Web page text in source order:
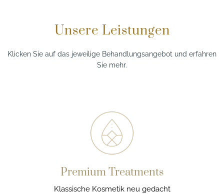
Unsere Leistungen
Klicken Sie auf das jeweilige Behandlungsangebot und erfahren
Sie mehr.
Premium Treatments
Klassische Kosmetik neu gedacht